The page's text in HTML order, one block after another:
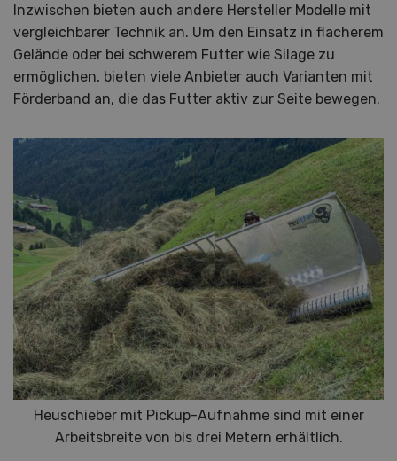
Inzwischen bieten auch andere Hersteller Modelle mit
vergleichbarer Technik an. Um den Einsatz in flacherem
Gelände oder bei schwerem Futter wie Silage zu
ermöglichen, bieten viele Anbieter auch Varianten mit
Förderband an, die das Futter aktiv zur Seite bewegen.
Heuschieber mit Pickup-Aufnahme sind mit einer
Arbeitsbreite von bis drei Metern erhältlich.